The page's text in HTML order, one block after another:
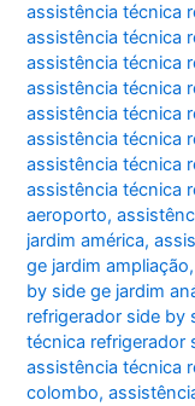
assistência técnica
assistência técnica
assistência técnica
assistência técnica
assistência técnica
assistência técnica
assistência técnica
assistência técnica
aeroporto,
jardim américa,
ge jardim ampliação
by side ge jardim
refrigerador side by
técnica refrigerador
assistência técnica
colombo,